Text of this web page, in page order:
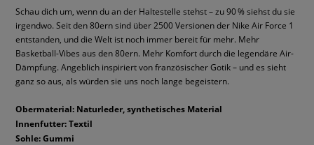
Schau dich um, wenn du an der Haltestelle stehst – zu 90 % siehst du sie
irgendwo. Seit den 80ern sind über 2500 Versionen der Nike Air Force 1
entstanden, und die Welt ist noch immer bereit für mehr. Mehr
Basketball-Vibes aus den 80ern. Mehr Komfort durch die legendäre Air-
Dämpfung. Angeblich inspiriert von französischer Gotik – und es sieht
ganz so aus, als würden sie uns noch lange begeistern.
Obermaterial: Naturleder, synthetisches Material
Innenfutter: Textil
Sohle: Gummi